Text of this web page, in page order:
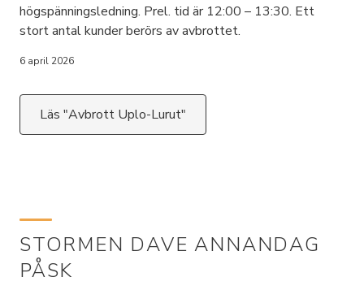
högspänningsledning. Prel. tid är 12:00 – 13:30. Ett
stort antal kunder berörs av avbrottet.
6 april 2026
Läs "Avbrott Uplo-Lurut"
STORMEN DAVE ANNANDAG
PÅSK